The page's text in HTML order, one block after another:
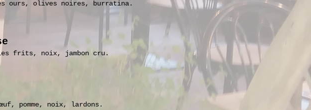
ours, olives noires, burratina.
frits, noix, jambon cru.
pomme, noix, lardons.